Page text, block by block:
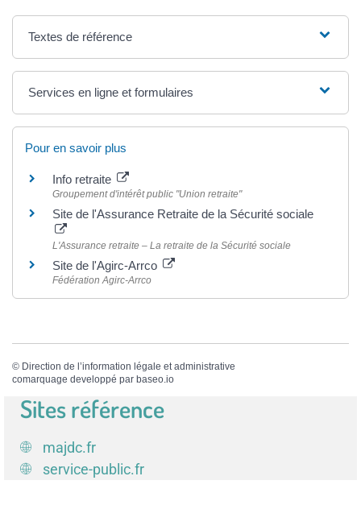
Textes de référence
Services en ligne et formulaires
Pour en savoir plus
Info retraite
Groupement d'intérêt public "Union retraite"
Site de l'Assurance Retraite de la Sécurité sociale
L'Assurance retraite – La retraite de la Sécurité sociale
Site de l'Agirc-Arrco
Fédération Agirc-Arrco
© Direction de l’information légale et administrative
comarquage developpé par baseo.io
Sites référence
majdc.fr
service-public.fr